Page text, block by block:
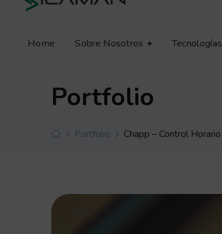
Home Sobre Nosotros Tecnologías
Portfolio
Portfolio Chapp – Control Horario